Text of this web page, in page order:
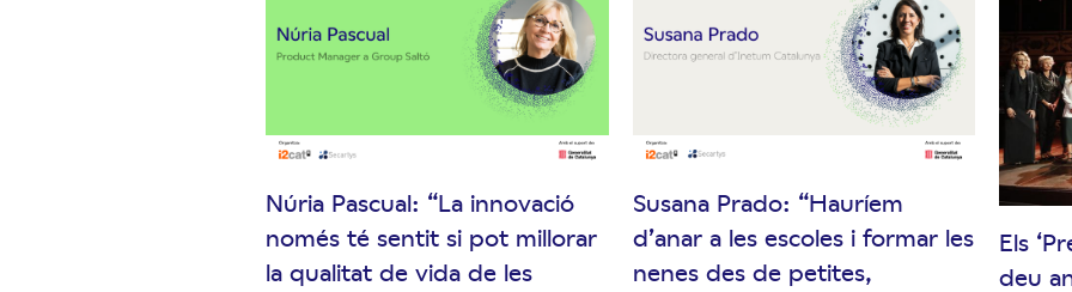
Núria Pascual: “La innovació
només té sentit si pot millorar
la qualitat de vida de les
Susana Prado: “Hauríem
d’anar a les escoles i formar les
nenes des de petites,
Els
deu